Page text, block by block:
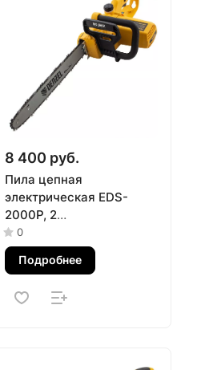
8 400 руб.
Пила цепная
электрическая EDS-
2000P, 2
кВт,поперечная, шина 40
см, шаг 3/8, паз 1.3 мм,
57 звеньев Denzel
0
Подробнее